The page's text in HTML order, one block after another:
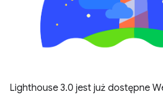
Lighthouse 3.0 jest już dostępne